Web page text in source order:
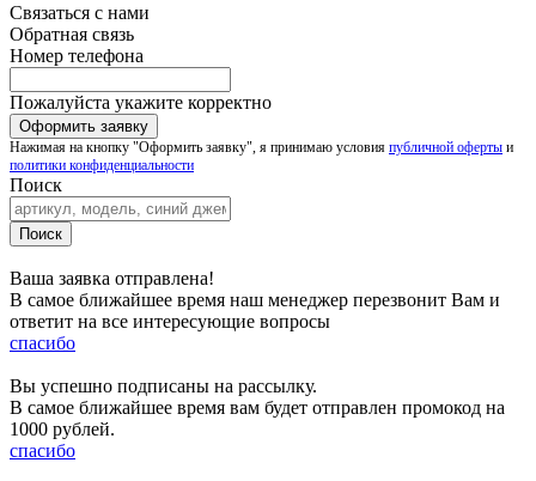
Связаться с нами
Обратная связь
Номер телефона
Пожалуйста укажите корректно
Нажимая на кнопку "Оформить заявку", я принимаю условия публичной оферты и
политики конфиденциальности
Поиск
Ваша заявка отправлена!
В самое ближайшее время наш менеджер перезвонит Вам и
ответит на все интересующие вопросы
спасибо
Вы успешно подписаны на рассылку.
В самое ближайшее время вам будет отправлен промокод на
1000 рублей.
спасибо